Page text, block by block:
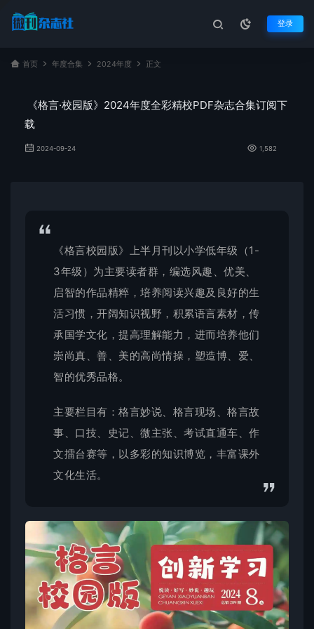
登录
首页 年度合集 2024年度 正文
《格言·校园版》2024年度全彩精校PDF杂志合集订阅下
载
2024-09-24 1,582
《格言校园版》上半月刊以小学低年级（1-
3年级）为主要读者群，编选风趣、优美、
启智的作品精粹，培养阅读兴趣及良好的生
活习惯，开阔知识视野，积累语言素材，传
承国学文化，提高理解能力，进而培养他们
崇尚真、善、美的高尚情操，塑造博、爱、
智的优秀品格。
主要栏目有：格言妙说、格言现场、格言故
事、口技、史记、微主张、考试直通车、作
文擂台赛等，以多彩的知识博览，丰富课外
文化生活。